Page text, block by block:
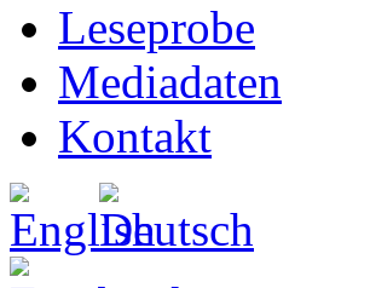
Leseprobe
Mediadaten
Kontakt